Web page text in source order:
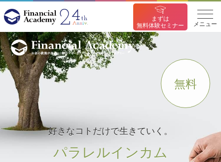
まずは
無料体験セミナー
メニュー
好きなコトだけで生きていく。
パラレルインカム
無料